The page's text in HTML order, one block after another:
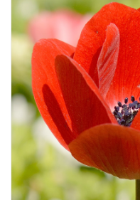
Schaduwplanten
Aanbiedingen
Bodemverbetering
Overige producten
Advies